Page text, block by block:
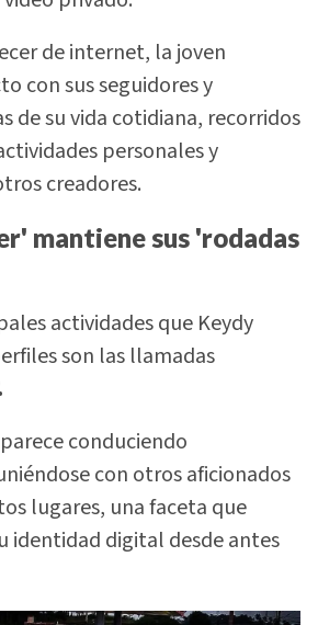
de internet, la joven
con sus seguidores y
de su vida cotidiana, recorridos
personales y
creadores.
mantiene sus 'rodadas
actividades que Keydy
son las llamadas
conduciendo
con otros aficionados
lugares, una faceta que
identidad digital desde antes